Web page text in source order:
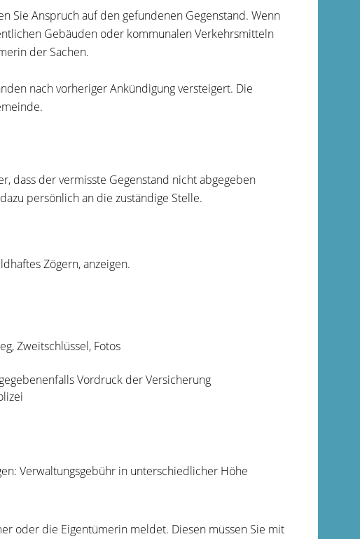
Sie Anspruch auf den gefundenen Gegenstand. Wenn
Gebäuden oder kommunalen Verkehrsmitteln
der Sachen.
nach vorheriger Ankündigung versteigert. Die
dass der vermisste Gegenstand nicht abgegeben
persönlich an die zuständige Stelle.
Zögern, anzeigen.
Zweitschlüssel, Fotos
Vordruck der Versicherung
Verwaltungsgebühr in unterschiedlicher Höhe
oder die Eigentümerin meldet. Diesen müssen Sie mit